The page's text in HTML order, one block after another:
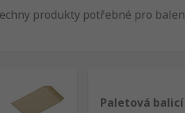
produkty potřebné pro
Paletová